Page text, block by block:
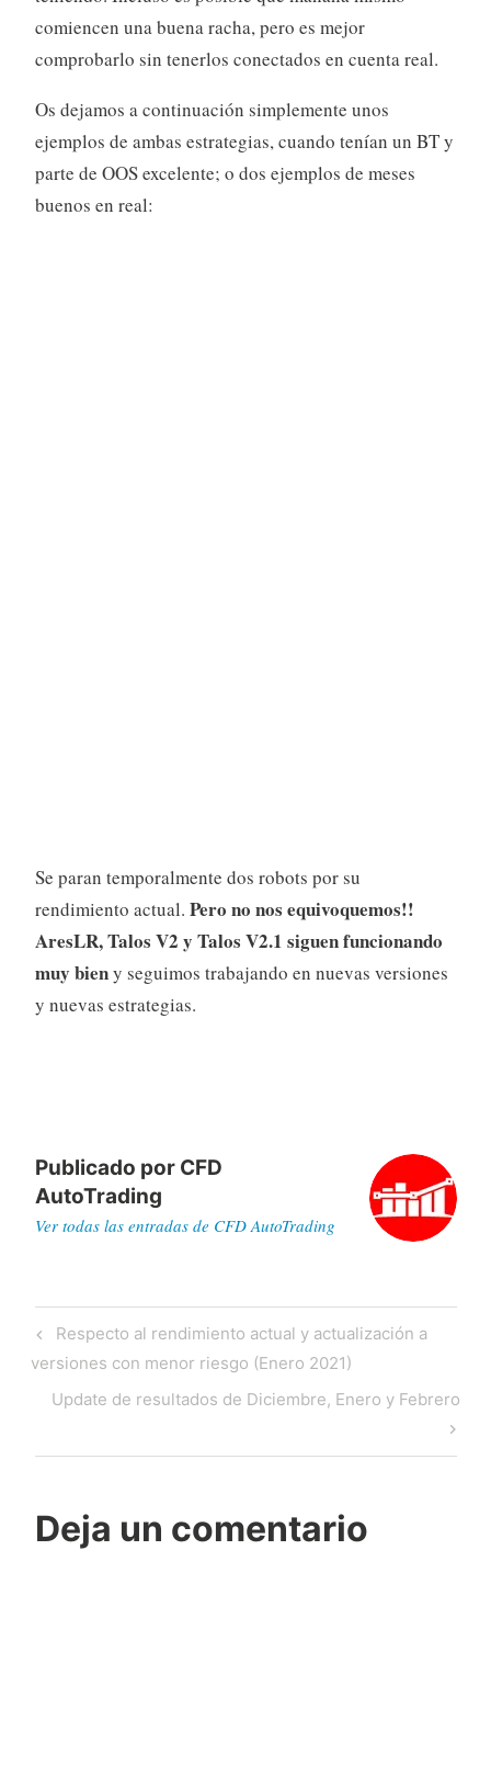
comiencen una buena racha, pero es mejor
comprobarlo sin tenerlos conectados en cuenta real.
Os dejamos a continuación simplemente unos
ejemplos de ambas estrategias, cuando tenían un BT y
parte de OOS excelente; o dos ejemplos de meses
buenos en real:
Se paran temporalmente dos robots por su
rendimiento actual. Pero no nos equivoquemos!!
AresLR, Talos V2 y Talos V2.1 siguen funcionando
muy bieny seguimos trabajando en nuevas versiones
y nuevas estrategias.
Publicado por CFD
AutoTrading
Ver todas las entradas de CFD AutoTrading
Navegación
de
entradas
Previous
Post
Respecto al rendimiento actual y actualización a
versiones con menor riesgo (Enero 2021)
Next
Update de resultados de Diciembre, Enero y Febrero
Deja un comentario